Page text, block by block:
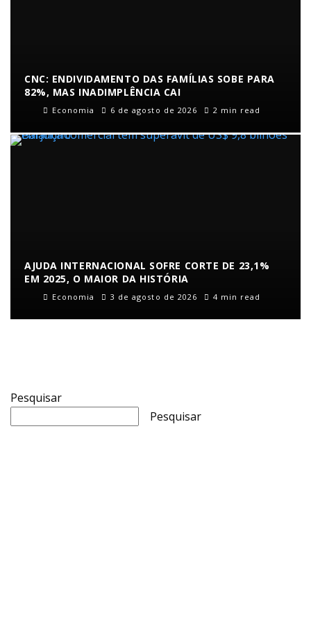
CNC: ENDIVIDAMENTO DAS FAMÍLIAS SOBE PARA
82%, MAS INADIMPLÊNCIA CAI
Economia 6 de agosto de 2026 2 min read
AJUDA INTERNACIONAL SOFRE CORTE DE 23,1%
EM 2025, O MAIOR DA HISTÓRIA
Economia 3 de agosto de 2026 4 min read
Pesquisar
Pesquisar